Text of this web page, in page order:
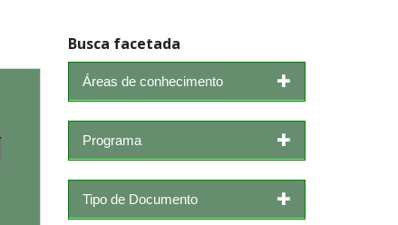
Busca facetada
Áreas de conhecimento
Programa
Tipo de Documento